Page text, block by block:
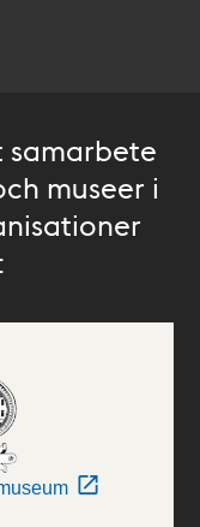
samarbete
museer i